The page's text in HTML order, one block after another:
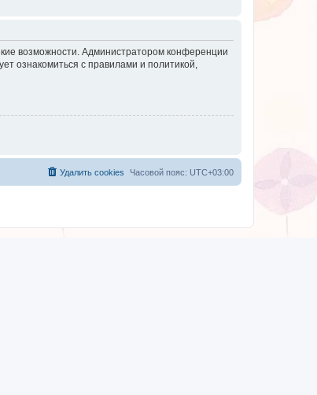
возможности. Администратором конференции
ознакомиться с правилами и политикой,
Часовой пояс: UTC+03:00
Удалить cookies